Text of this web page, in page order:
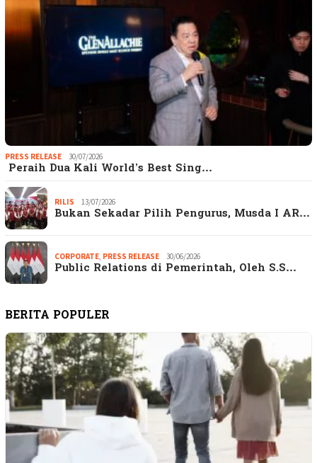
PRESS RELEASE 30/07/2026
Peraih Dua Kali World’s Best Sing…
RILIS 13/07/2026
Bukan Sekadar Pilih Pengurus, Musda I AR…
CORPORATE PRESS RELEASE 30/06/2026
Public Relations di Pemerintah, Oleh S.S…
BERITA POPULER